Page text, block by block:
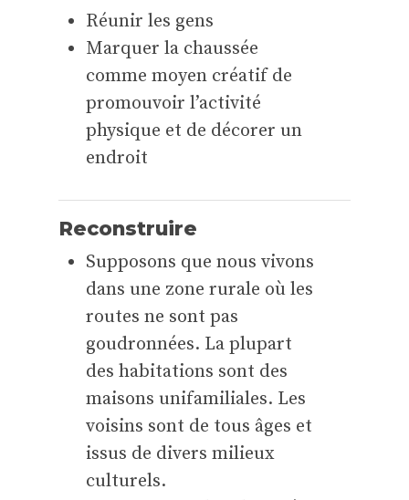
Réunir les gens
Marquer la chaussée
comme moyen créatif de
promouvoir l’activité
physique et de décorer un
endroit
Reconstruire
Supposons que nous vivons
dans une zone rurale où les
routes ne sont pas
goudronnées. La plupart
des habitations sont des
maisons unifamiliales. Les
voisins sont de tous âges et
issus de divers milieux
culturels.